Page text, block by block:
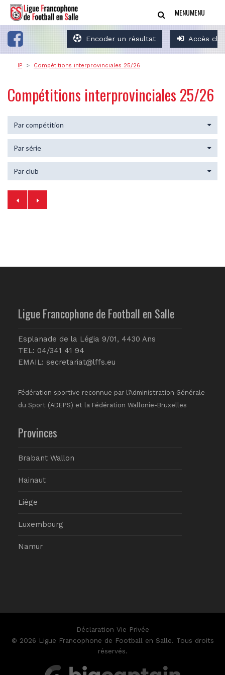
Encoder un résultat Accès
MENUMENU
IP Compétitions interprovinciales 25/26
Compétitions interprovinciales 25/26
Par compétition
Par série
Par club
Ligue Francophone de Football en Salle
Esplanade de la Légia 9/01, 4430 Ans
TEL: 04/341 41 94
EMAIL: secretariat@lffs.eu
Fédération sportive reconnue par l’Administration Générale
du Sport (ADEPS) et la Fédération Wallonie-Bruxelles
Provinces
Brabant Wallon
Hainaut
Liège
Luxembourg
Namur
Déclaration Vie Privée
© 2026 Ligue Francophone de Football en Salle. Tous droits
réservés.